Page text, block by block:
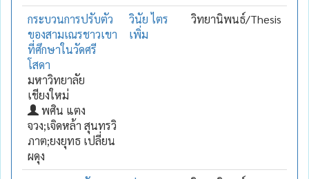
กระบวนการปรับตัว
ของสามเณรชาวเขา
ที่ศึกษาในวัดศรี
โสดา
มหาวิทยาลัย
เชียงใหม่
พศิน แตง
จวง;เจิดหล้า สุนทรวิ
ภาต;ยงยุทธ เปลี่ยน
ผดุง
วินัย ไตร
เพิ่ม
วิทยานิพนธ์/Thesis